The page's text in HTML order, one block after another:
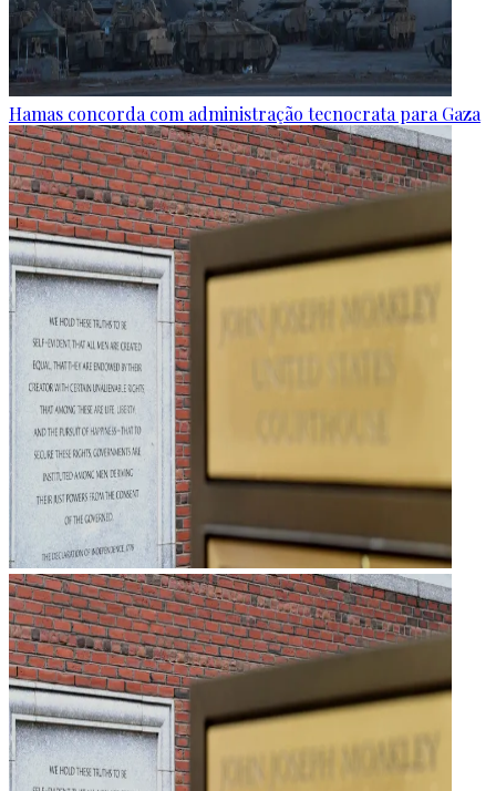
Hamas concorda com administração tecnocrata para Gaza